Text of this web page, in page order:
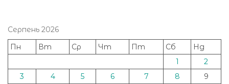
Серпень 2026
Пн
Вт Ср Чт Пт Сб
Нд
1
2
3
4 5 6 7 8
9